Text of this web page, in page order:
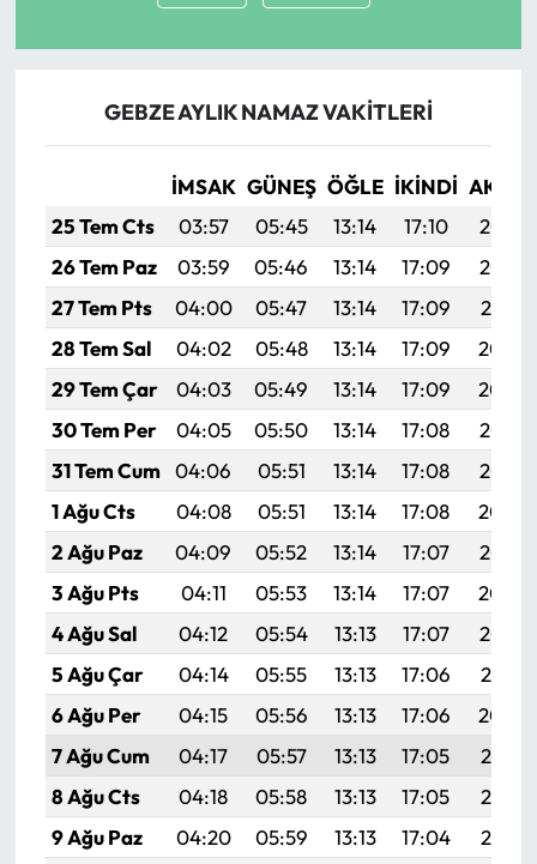
GEBZE AYLIK NAMAZ VAKITLERI
İMSAK GÜNEŞ ÖĞLE İKINDI
25 Tem Cts
03:57 05:45 13:14 17:10
20:33
26 Tem Paz
03:59 05:46 13:14 17:09
20:32
27 Tem Pts
04:00 05:47 13:14 17:09
20:31
28 Tem Sal
04:02 05:48 13:14 17:09
20:30
29 Tem Çar
04:03 05:49 13:14 17:09
20:29
30 Tem Per
04:05 05:50 13:14 17:08
20:28
31 Tem Cum
04:06 05:51 13:14 17:08
20:27
1 Ağu Cts
04:08 05:51 13:14 17:08
20:26
2 Ağu Paz
04:09 05:52 13:14 17:07
20:25
3 Ağu Pts
04:11 05:53 13:14 17:07
20:24
4 Ağu Sal
04:12 05:54 13:13 17:07
20:23
5 Ağu Çar
04:14 05:55 13:13 17:06
20:21
6 Ağu Per
04:15 05:56 13:13 17:06
20:20
7 Ağu Cum
04:17 05:57 13:13 17:05
20:19
8 Ağu Cts
04:18 05:58 13:13 17:05
20:18
9 Ağu Paz
04:20 05:59 13:13 17:04
20:17